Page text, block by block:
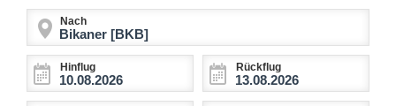
Nach
Hinflug Rückflug